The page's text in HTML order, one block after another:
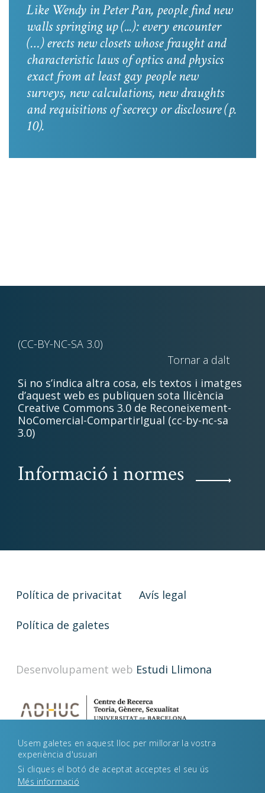
Like Wendy inPeter Pan, people find new
walls springing up (...): every encounter
(…) erects new closets whose fraught and
characteristic laws of optics and physics
exact from at least gay people new
surveys, new calculations, new draughts
and requisitions of secrecy or disclosure(p.
10).
(CC-BY-NC-SA 3.0)
Tornar a dalt
Si no s’indica altra cosa, els textos i imatges
d’aquest web es publiquen sota llicència
Creative Commons 3.0 de Reconeixement-
NoComercial-CompartirIgual (cc-by-nc-sa
3.0)
Informació i normes
Política de privacitat Avís legal
Política de galetes
Desenvolupament web Estudi Llimona
Usem galetes en aquest lloc per millorar la vostra
experiència d'usuari
Si cliques el botó de aceptat acceptes el seu ús
Més informació